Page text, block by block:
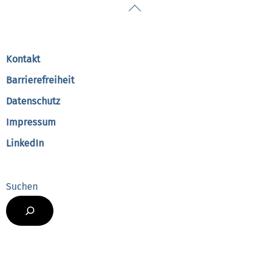
Back
Kontakt
Barrierefreiheit
Datenschutz
Impressum
LinkedIn
Suchen